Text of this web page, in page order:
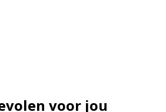
voor jou